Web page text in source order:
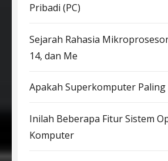
Pribadi (PC)
Sejarah Rahasia
14, dan Me
Apakah Superkomputer Paling
Inilah Beberapa Fitur Sistem
Komputer